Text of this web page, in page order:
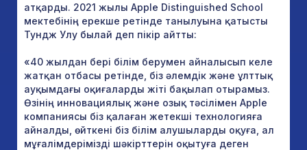
атқарды. 2021 жылы Apple Distinguished School
мектебінің ерекше ретінде танылуына қатысты
Тундж Улу былай деп пікір айтты:
«40 жылдан бері білім берумен айналысып келе
жатқан отбасы ретінде, біз әлемдік және ұлттық
ауқымдағы оқиғаларды жіті бақылап отырамыз.
Өзінің инновациялық және озық тәсілімен Apple
компаниясы біз қалаған жетекші технологияға
айналды, өйткені біз білім алушыларды оқуға, ал
мұғалімдерімізді шәкірттерін оқытуға деген